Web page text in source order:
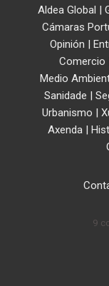
Aldea Global |
Cámaras
Opinión |
Comercio
Medio
Sanidade |
Urbanismo |
Axenda|
9